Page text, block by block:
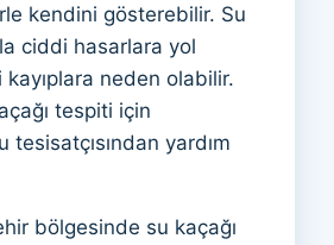
kendini gösterebilir. Su
ciddi hasarlara yol
neden olabilir.
tespiti için
yardım
bölgesinde su kaçağı